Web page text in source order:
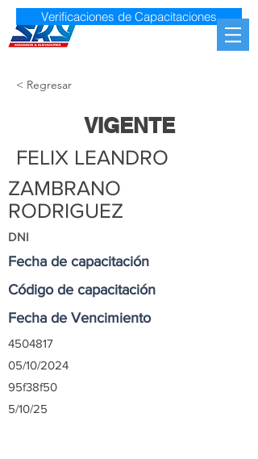
Verificaciones de Capacitaciones
< Regresar
VIGENTE
FELIX LEANDRO
ZAMBRANO
RODRIGUEZ
DNI
Fecha de capacitación
Código de capacitación
Fecha de Vencimiento
4504817
05/10/2024
95f38f50
5/10/25